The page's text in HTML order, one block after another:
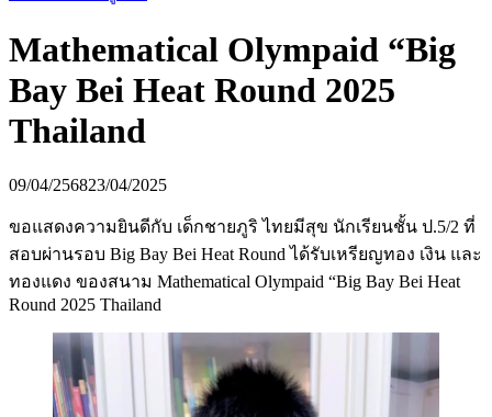
Mathematical Olympaid “Big
Bay Bei Heat Round 2025
Thailand
09/04/256823/04/2025
ขอแสดงความยินดีกับ เด็กชายภูริ ไทยมีสุข นักเรียนชั้น ป.5/2 ที่
สอบผ่านรอบ Big Bay Bei Heat Round ได้รับเหรียญทอง เงิน และ
ทองแดง ของสนาม Mathematical Olympaid “Big Bay Bei Heat
Round 2025 Thailand